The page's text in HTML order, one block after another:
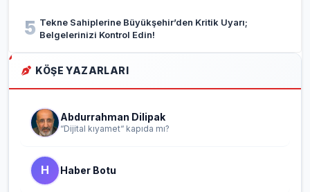
5 Tekne Sahiplerine Büyükşehir’den Kritik Uyarı;
Belgelerinizi Kontrol Edin!
KÖŞE YAZARLARI
Abdurrahman Dilipak
“Dijital kıyamet“ kapıda mı?
H Haber Botu